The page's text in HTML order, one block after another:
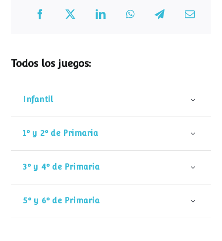
Todos los juegos:
Infantil
1º y 2º de Primaria
3º y 4º de Primaria
5º y 6º de Primaria